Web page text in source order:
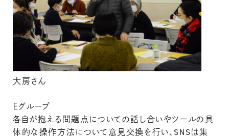
大房さん
Ｅグループ
各自が抱える問題点についての話し合いやツールの具
体的な操作方法について意見交換を行い、SNSは集